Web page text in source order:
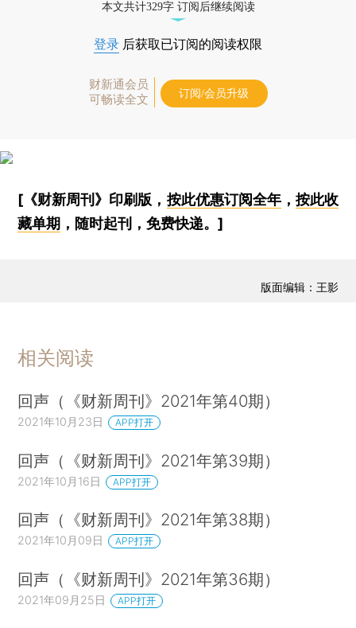
本文共计329字 订阅后继续阅读
登录 后获取已订阅的阅读权限
财新通会员
可畅读全文
订阅/会员升级
[《财新周刊》印刷版， 按此优惠订阅全年， 按此收
藏单期 ，随时起刊，免费快递。]
版面编辑：王影
相关阅读
回声（《财新周刊》2021年第40期）
2021年10月23日 APP打开
回声（《财新周刊》2021年第39期）
2021年10月16日 APP打开
回声（《财新周刊》2021年第38期）
2021年10月09日 APP打开
回声（《财新周刊》2021年第36期）
2021年09月25日 APP打开